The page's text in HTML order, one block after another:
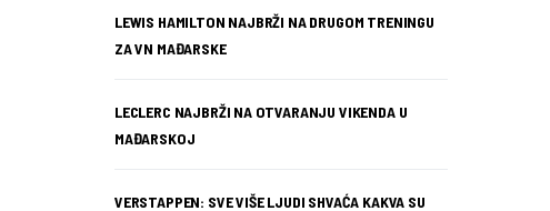
LEWIS HAMILTON NAJBRŽI NA DRUGOM TRENINGU
ZA VN MAĐARSKE
LECLERC NAJBRŽI NA OTVARANJU VIKENDA U
MAĐARSKOJ
VERSTAPPEN: SVE VIŠE LJUDI SHVAĆA KAKVA SU